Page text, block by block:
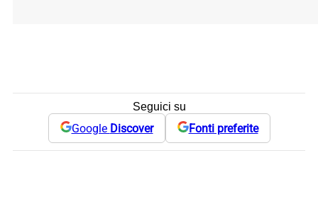
Seguici su
Google Discover Fonti preferite